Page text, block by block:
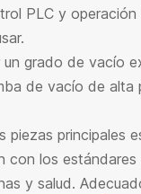
PLC y
grado de vacío
de vacío de alta
piezas principales
con los estándares
y salud.